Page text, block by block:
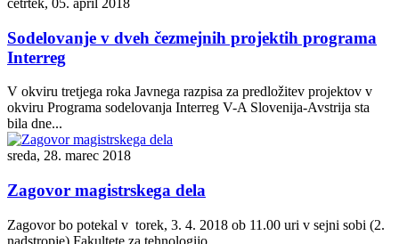
Sodelovanje v dveh čezmejnih projektih programa
Interreg
V okviru tretjega roka Javnega razpisa za predložitev projektov v
okviru Programa sodelovanja Interreg V-A Slovenija-Avstrija sta
bila dne...
sreda, 28. marec 2018
Zagovor magistrskega dela
Zagovor bo potekal v torek, 3. 4. 2018 ob 11.00 uri v sejni sobi (2.
nadstropje) Fakultete za tehnologijo...